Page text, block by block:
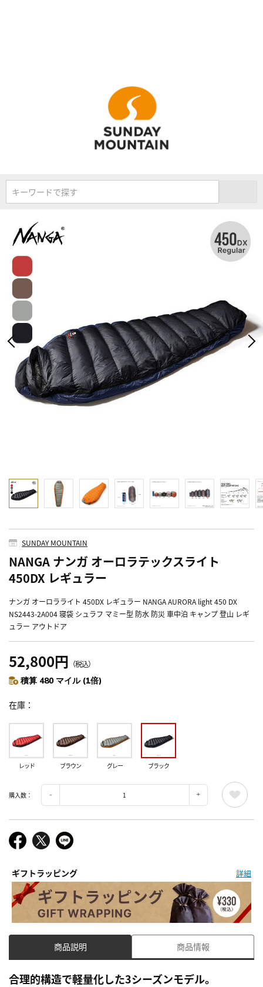
キーワードで探す
SUNDAY MOUNTAIN
NANGA ナンガ オーロラテックスライト
450DX レギュラー
ナンガ オーロラライト 450DX レギュラー NANGA AURORA light 450 DX
NS2443-2A004 寝袋 シュラフ マミー型 防水 防災 車中泊 キャンプ 登山 レギ
ュラー アウトドア
52,800円 （税込）
積算 480 マイル (1倍)
在庫
レッド ブラウン グレー ブラック
購入数：
ギフトラッピング 詳細
商品説明 商品情報
合理的構造で軽量化した3シーズンモデル。